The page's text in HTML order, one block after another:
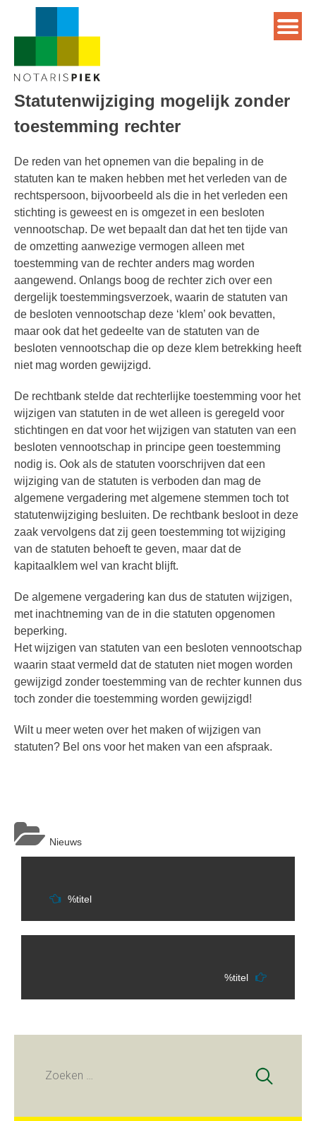
Statutenwijziging mogelijk zonder
toestemming rechter
De reden van het opnemen van die bepaling in de
statuten kan te maken hebben met het verleden van de
rechtspersoon, bijvoorbeeld als die in het verleden een
stichting is geweest en is omgezet in een besloten
vennootschap. De wet bepaalt dan dat het ten tijde van
de omzetting aanwezige vermogen alleen met
toestemming van de rechter anders mag worden
aangewend. Onlangs boog de rechter zich over een
dergelijk toestemmingsverzoek, waarin de statuten van
de besloten vennootschap deze ‘klem’ ook bevatten,
maar ook dat het gedeelte van de statuten van de
besloten vennootschap die op deze klem betrekking heeft
niet mag worden gewijzigd.
De rechtbank stelde dat rechterlijke toestemming voor het
wijzigen van statuten in de wet alleen is geregeld voor
stichtingen en dat voor het wijzigen van statuten van een
besloten vennootschap in principe geen toestemming
nodig is. Ook als de statuten voorschrijven dat een
wijziging van de statuten is verboden dan mag de
algemene vergadering met algemene stemmen toch tot
statutenwijziging besluiten. De rechtbank besloot in deze
zaak vervolgens dat zij geen toestemming tot wijziging
van de statuten behoeft te geven, maar dat de
kapitaalklem wel van kracht blijft.
De algemene vergadering kan dus de statuten wijzigen,
met inachtneming van de in die statuten opgenomen
beperking.
Het wijzigen van statuten van een besloten vennootschap
waarin staat vermeld dat de statuten niet mogen worden
gewijzigd zonder toestemming van de rechter kunnen dus
toch zonder die toestemming worden gewijzigd!
Wilt u meer weten over het maken of wijzigen van
statuten? Bel ons voor het maken van een afspraak.
Nieuws
Berichtnavigatie
%titel
%titel
Zoeken